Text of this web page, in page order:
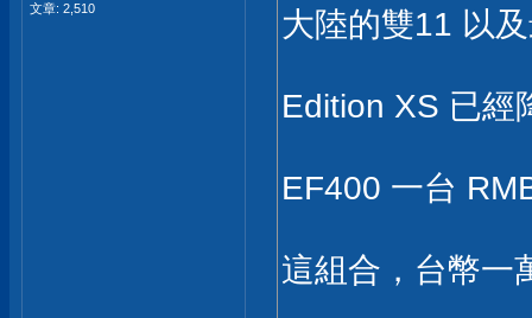
文章: 2,510
大陸的雙11 以
Edition XS 已經
EF400 一台
這組合，台幣一